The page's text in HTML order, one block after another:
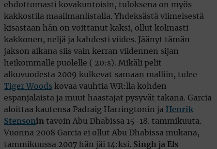
ehdottomasti kovakuntoisin, tuloksena on myös
kakkostila maailmanlistalla. Yhdeksästä viimeisestä
kisastaan hän on voittanut kaksi, ollut kolmasti
kakkonen, neljä ja kahdesti viides. Jäänyt tämän
jakson aikana siis vain kerran viidennen sijan
heikommalle puolelle ( 20:s). Mikäli pelit
alkuvuodesta 2009 kulkevat samaan malliin, tulee
Tiger Woods kovaa vauhtia WR:lla kohden
espanjalaista ja muut haastajat pysyvät takana. Garcia
aloittaa kautensa Padraig Harringtonin ja Henrik
Stensonin tavoin Abu Dhabissa 15-18. tammikuuta.
Vuonna 2008 Garcia ei ollut Abu Dhabissa mukana,
tammikuussa 2007 hän jäi 14:ksi. Singh ja Els